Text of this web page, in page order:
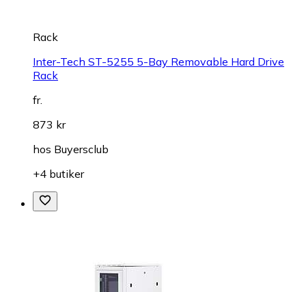
Rack
Inter-Tech ST-5255 5-Bay Removable Hard Drive
Rack
fr.
873 kr
hos Buyersclub
+4 butiker